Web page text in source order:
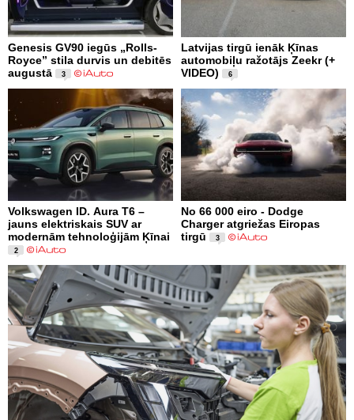
Genesis GV90 iegūs „Rolls-
Royce” stila durvis un debitēs
augustā
3
Latvijas tirgū ienāk Ķīnas
automobiļu ražotājs Zeekr (+
VIDEO)
6
Volkswagen ID. Aura T6 –
jauns elektriskais SUV ar
modernām tehnoloģijām Ķīnai
2
No 66 000 eiro - Dodge
Charger atgriežas Eiropas
tirgū
3